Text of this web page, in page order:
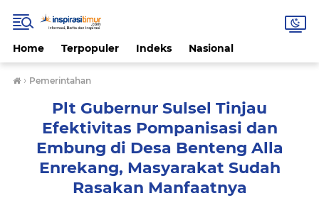
Home Terpopuler Indeks Nasional
› Pemerintahan
Plt Gubernur Sulsel Tinjau
Efektivitas Pompanisasi dan
Embung di Desa Benteng Alla
Enrekang, Masyarakat Sudah
Rasakan Manfaatnya